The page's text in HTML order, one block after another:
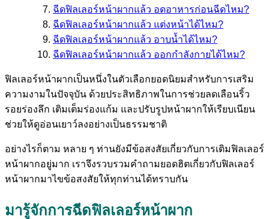
ฉีดฟิลเลอร์หน้าผากแล้ว อดอาหารก่อนฉีดไหม?
ฉีดฟิลเลอร์หน้าผากแล้ว แต่งหน้าได้ไหม?
ฉีดฟิลเลอร์หน้าผากแล้ว อาบน้ำได้ไหม?
ฉีดฟิลเลอร์หน้าผากแล้ว ออกกำลังกายได้ไหม?
ฟิลเลอร์หน้าผากเป็นหนึ่งในตัวเลือกยอดนิยมสำหรับการเสริม
ความงามในปัจจุบัน ด้วยประสิทธิภาพในการช่วยลดเลือนริ้ว
รอยร่องลึก เติมเต็มร่องแก้ม และปรับรูปหน้าผากให้เรียบเนียน
ช่วยให้ดูอ่อนเยาว์ลงอย่างเป็นธรรมชาติ
อย่างไรก็ตาม หลาย ๆ ท่านยังมีข้อสงสัยเกี่ยวกับการเติมฟิลเลอร์
หน้าผากอยู่มาก เราจึงรวบรวมคำถามยอดฮิตเกี่ยวกับฟิลเลอร์
หน้าผากมาไขข้อสงสัยให้ทุกท่านได้ทราบกัน
มารู้จักการฉีดฟิลเลอร์หน้าผาก